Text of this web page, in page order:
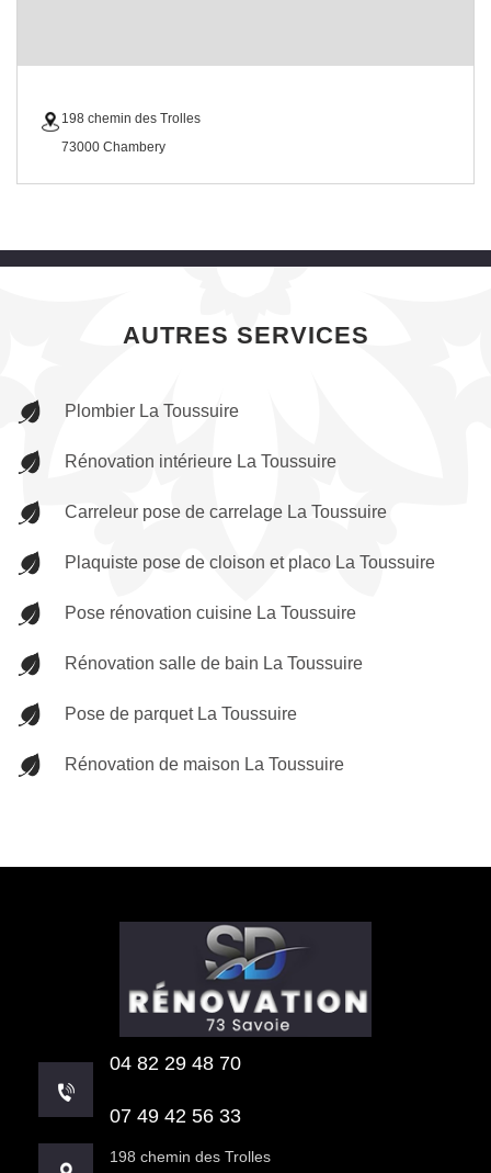
198 chemin des Trolles
73000 Chambery
AUTRES SERVICES
Plombier La Toussuire
Rénovation intérieure La Toussuire
Carreleur pose de carrelage La Toussuire
Plaquiste pose de cloison et placo La Toussuire
Pose rénovation cuisine La Toussuire
Rénovation salle de bain La Toussuire
Pose de parquet La Toussuire
Rénovation de maison La Toussuire
04 82 29 48 70
07 49 42 56 33
198 chemin des Trolles